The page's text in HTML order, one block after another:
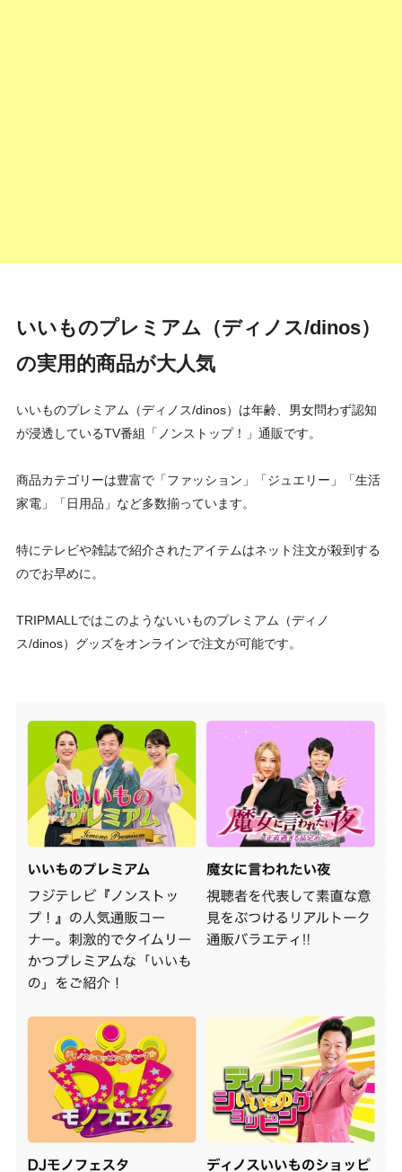
いいものプレミアム（ディノス/dinos）
の実用的商品が大人気
いいものプレミアム（ディノス/dinos）は年齢、男女問わず認知
が浸透しているTV番組「ノンストップ！」通販です。
商品カテゴリーは豊富で「ファッション」「ジュエリー」「生活
家電」「日用品」など多数揃っています。
特にテレビや雑誌で紹介されたアイテムはネット注文が殺到する
のでお早めに。
TRIPMALLではこのようないいものプレミアム（ディノ
ス/dinos）グッズをオンラインで注文が可能です。